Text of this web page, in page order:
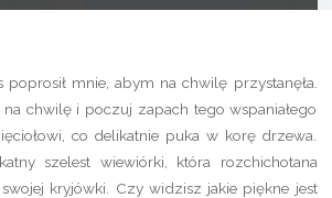
poprosił mnie, abym na chwilę przystanęła.
chwilę i poczuj zapach tego wspaniałego
co delikatnie puka w korę drzewa.
szelest wiewiórki, która rozchichotana
kryjówki. Czy widzisz jakie piękne jest